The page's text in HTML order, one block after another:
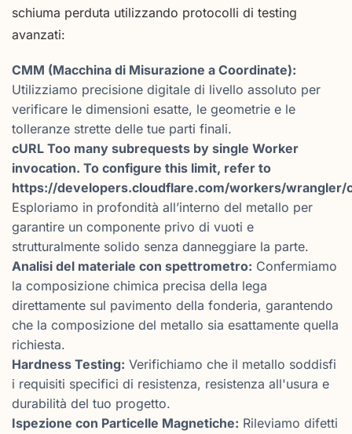
schiuma perduta utilizzando protocolli di testing
avanzati:
CMM (Macchina di Misurazione a Coordinate):
Utilizziamo precisione digitale di livello assoluto per
verificare le dimensioni esatte, le geometrie e le
tolleranze strette delle tue parti finali.
cURL Too many subrequests by single Worker
invocation. To configure this limit, refer to
https://developers.cloudflare.com/workers/wrangler/
Esploriamo in profondità all’interno del metallo per
garantire un componente privo di vuoti e
strutturalmente solido senza danneggiare la parte.
Analisi del materiale con spettrometro: Confermiamo
la composizione chimica precisa della lega
direttamente sul pavimento della fonderia, garantendo
che la composizione del metallo sia esattamente quella
richiesta.
Hardness Testing: Verifichiamo che il metallo soddisfi
i requisiti specifici di resistenza, resistenza all'usura e
durabilità del tuo progetto.
Ispezione con Particelle Magnetiche: Rileviamo difetti